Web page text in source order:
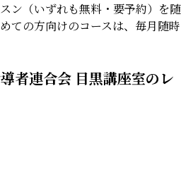
ン（いずれも無料・要予約）を随
ての方向けのコースは、毎月随時
者連合会 目黒講座室のレ